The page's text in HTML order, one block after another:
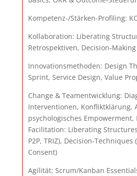
Kompetenz-/Stärken-Profiling:
Kollaboration: Liberating
Retrospektiven, Decision‑Making
Innovationsmethoden: Design
Sprint, Service Design, Value
Change & Teamentwicklung:
Interventionen, Konfliktklärung,
psychologisches Empowerment,
Facilitation: Liberating Structures
P2P, TRIZ), Decision‑Techniques
Consent)
Agilität: Scrum/Kanban